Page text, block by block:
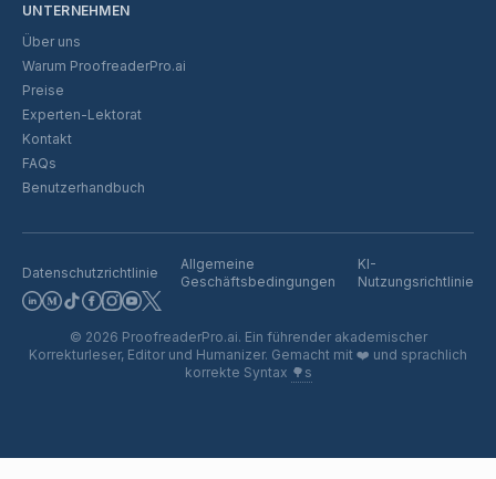
UNTERNEHMEN
Über uns
Warum ProofreaderPro.ai
Preise
Experten-Lektorat
Kontakt
FAQs
Benutzerhandbuch
Datenschutzrichtlinie
Allgemeine
Geschäftsbedingungen
KI-
Nutzungsrichtlinie
© 2026 ProofreaderPro.ai. Ein führender akademischer
Korrekturleser, Editor und Humanizer. Gemacht mit ❤️ und sprachlich
korrekte Syntax 🌳s